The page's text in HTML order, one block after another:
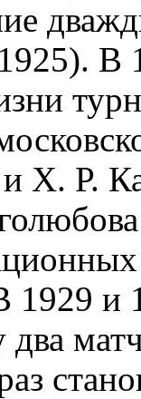
В
Х. Р.
1929 и